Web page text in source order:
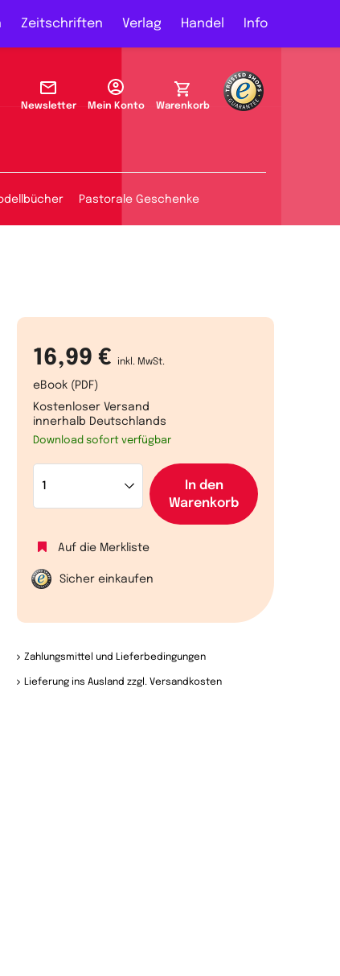
Zeitschriften Verlag Handel Info
Newsletter Mein Konto Warenkorb
Pastorale Geschenke
16,99 € inkl. MwSt.
eBook (PDF)
Kostenloser Versand
innerhalb Deutschlands
Download sofort verfügbar
In den
Warenkorb
Auf die Merkliste
Sicher einkaufen
Zahlungsmittel und Lieferbedingungen
Lieferung ins Ausland zzgl. Versandkosten